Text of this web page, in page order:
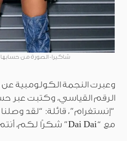
شاكيرا- الصورة من
وعبرت النجمة الكولومبية عن
الرقم القياسي، وكتبت عبر
مع “Dai Dai” شكرًا لكم، أنتم الأفضل”.